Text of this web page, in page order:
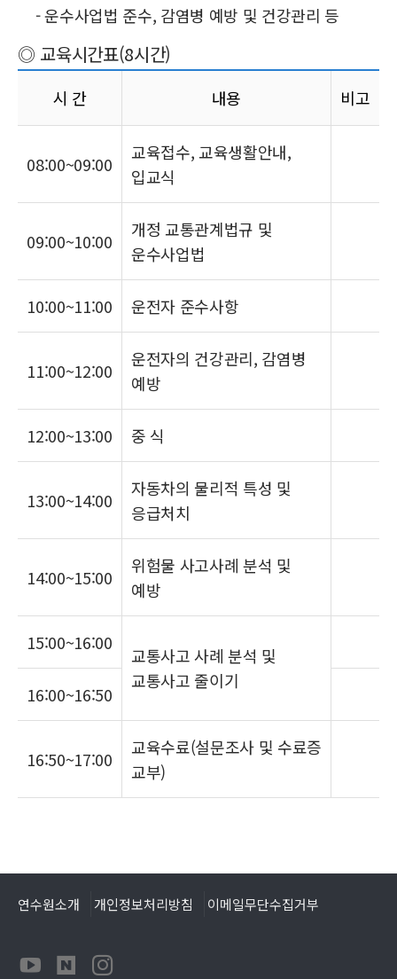
- 운수사업법 준수, 감염병 예방 및 건강관리 등
◎ 교육시간표(8시간)
시 간 내용 비고
08:00~09:00
교육접수, 교육생활안내,
입교식
09:00~10:00
개정 교통관계법규 및
운수사업법
10:00~11:00 운전자 준수사항
11:00~12:00
운전자의 건강관리, 감염병
예방
12:00~13:00 중 식
13:00~14:00
자동차의 물리적 특성 및
응급처치
14:00~15:00
위험물 사고사례 분석 및
예방
15:00~16:00
교통사고 사례 분석 및
교통사고 줄이기
16:00~16:50
16:50~17:00
교육수료(설문조사 및 수료증
교부)
연수원소개 개인정보처리방침 이메일무단수집거부